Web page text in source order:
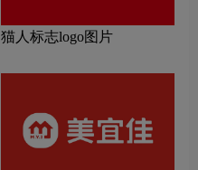
猫人标志logo图片